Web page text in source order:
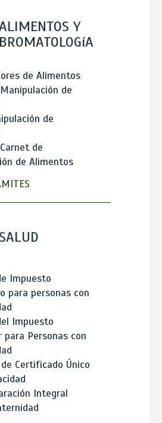
Y
BROMATOLOGíA
de Alimentos
de
de
de
de Alimentos
SALUD
Impuesto
para personas con
Impuesto
Personas con
Certificado Único
Integral